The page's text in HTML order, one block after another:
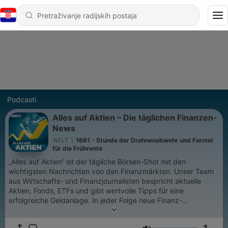
Podcasti
Alles auf Aktien – Die täglichen Finanzen-
News
WELT
1661 - Stunde der Drohnenabwehr und Formel
für die Frührente
„Alles auf Aktien“ ist der tägliche Börsen-Shot mit den
wichtigsten Nachrichten von den Finanzmärkten. Unser Team
aus Wirtschafts- und Finanzjournalisten bespricht aktuelle
Aktien, Fonds, ETFs und gibt wertvolle Tipps für eine
erfolgreiche Geldanlage. In jeder Folge neue Finanz-
Nachrichten und wertvolle Informationen rund um die Börse